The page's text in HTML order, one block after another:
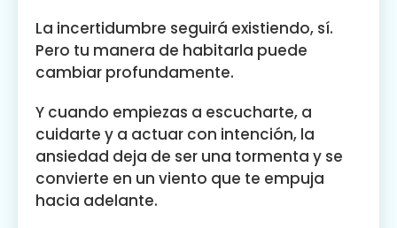
La incertidumbre seguirá existiendo, sí.
Pero tu manera de habitarla puede
cambiar profundamente.
Y cuando empiezas a escucharte, a
cuidarte y a actuar con intención, la
ansiedad deja de ser una tormenta y se
convierte en un viento que te empuja
hacia adelante.